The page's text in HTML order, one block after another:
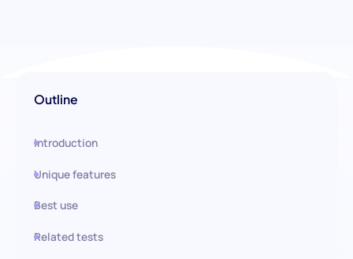
Outline
Introduction
Unique features
Best use
Related tests